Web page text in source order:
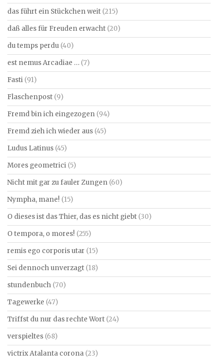
das führt ein Stückchen weit (215)
daß alles für Freuden erwacht (20)
du temps perdu (40)
est nemus Arcadiae … (7)
Fasti (91)
Flaschenpost (9)
Fremd bin ich eingezogen (94)
Fremd zieh ich wieder aus (45)
Ludus Latinus (45)
Mores geometrici (5)
Nicht mit gar zu fauler Zungen (60)
Nympha, mane! (15)
O dieses ist das Thier, das es nicht giebt (30)
O tempora, o mores! (255)
remis ego corporis utar (15)
Sei dennoch unverzagt (18)
stundenbuch (70)
Tagewerke (47)
Triffst du nur das rechte Wort (24)
verspieltes (68)
victrix Atalanta corona (23)